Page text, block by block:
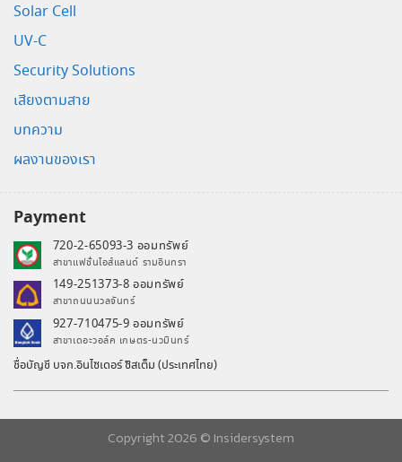
Solar Cell
UV-C
Security Solutions
เสียงตามสาย
บทความ
ผลงานของเรา
Payment
720-2-65093-3 ออมทรัพย์
สาขาแฟชั่นไอส์แลนด์ รามอินทรา
149-251373-8 ออมทรัพย์
สาขาถนนนวลจันทร์
927-710475-9 ออมทรัพย์
สาขาเดอะวอล์ค เกษตร-นวมินทร์
ชื่อบัญชี บจก.อินไซเดอร์ ซิสเต็ม (ประเทศไทย)
Copyright 2026 © Insidersystem